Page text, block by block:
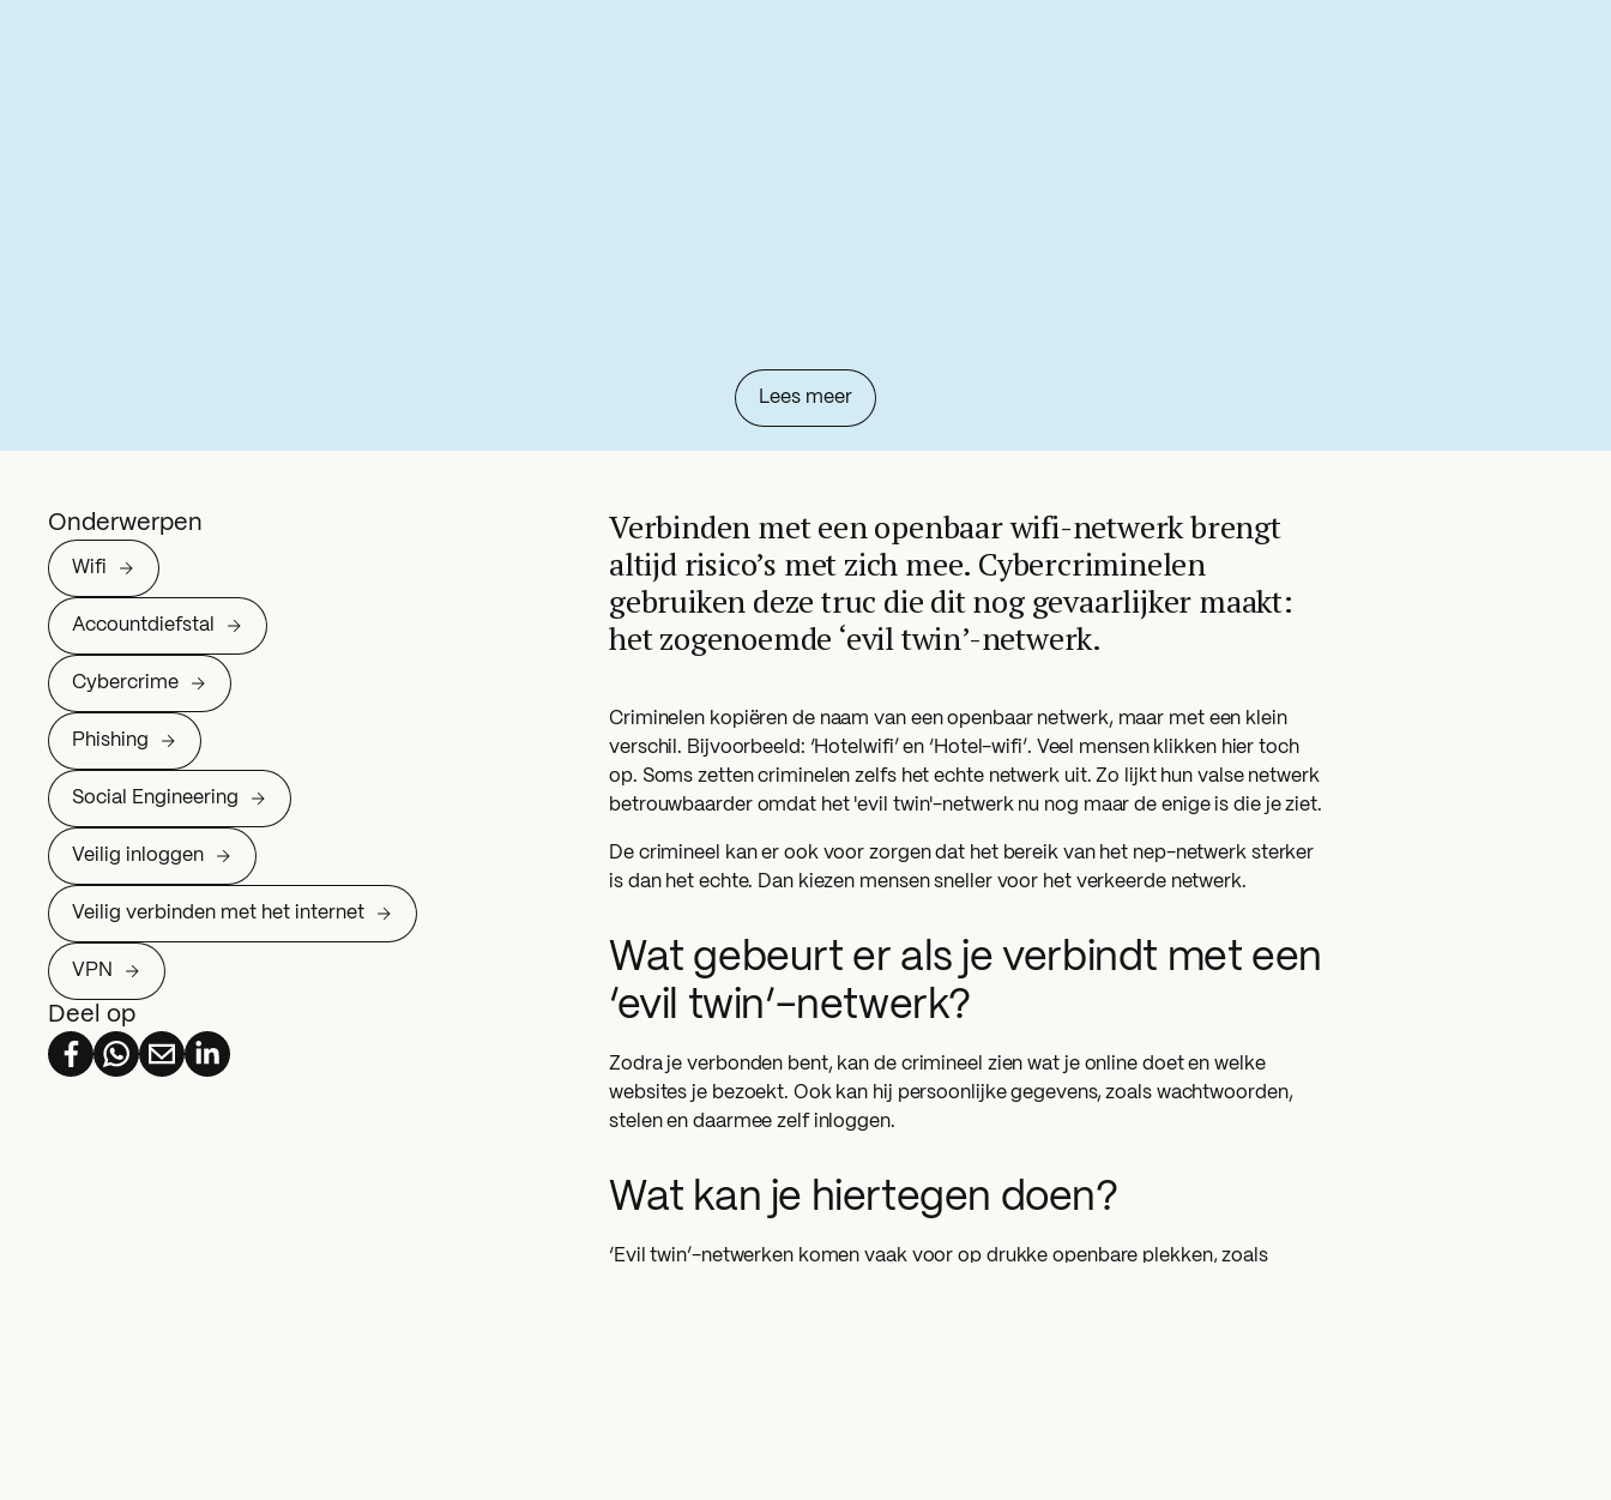
Lees meer
Verbinden met een openbaar wifi-netwerk brengt
altijd risico’s met zich mee. Cybercriminelen
gebruiken deze truc die dit nog gevaarlijker maakt:
het zogenoemde ‘evil twin’-netwerk.
Criminelen kopiëren de naam van een openbaar netwerk, maar met een klein
verschil. Bijvoorbeeld: ‘Hotelwifi’ en ‘Hotel-wifi’. Veel mensen klikken hier toch
op. Soms zetten criminelen zelfs het echte netwerk uit. Zo lijkt hun valse netwerk
betrouwbaarder omdat het 'evil twin'-netwerk nu nog maar de enige is die je ziet.
De crimineel kan er ook voor zorgen dat het bereik van het nep-netwerk sterker
is dan het echte. Dan kiezen mensen sneller voor het verkeerde netwerk.
Wat gebeurt er als je verbindt met een
‘evil twin’-netwerk?
Zodra je verbonden bent, kan de crimineel zien wat je online doet en welke
websites je bezoekt. Ook kan hij persoonlijke gegevens, zoals wachtwoorden,
stelen en daarmee zelf inloggen.
Wat kan je hiertegen doen?
‘Evil twin’-netwerken komen vaak voor op drukke openbare plekken, zoals
Onderwerpen
Wifi
Accountdiefstal
Cybercrime
Phishing
Social Engineering
Veilig inloggen
Veilig verbinden met het internet
VPN
Deel op